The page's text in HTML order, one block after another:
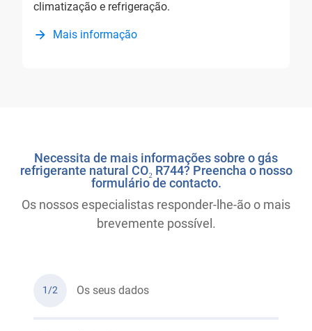
climatização e refrigeração.
Mais informação
Necessita de mais informações sobre o gás
refrigerante natural CO₂ R744? Preencha o nosso
formulário de contacto.
Os nossos especialistas responder-lhe-ão o mais
brevemente possível.
1/2 Os seus dados